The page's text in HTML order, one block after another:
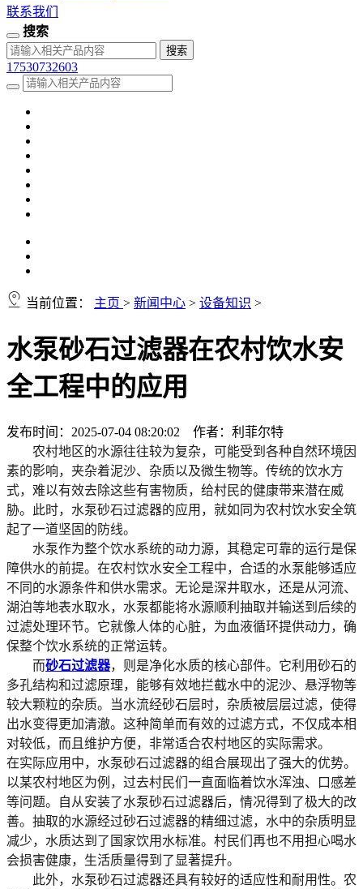
联系我们
搜索
17530732603
当前位置： 主页 > 新闻中心 > 设备知识 >
水泵砂石过滤器在农村饮水安
全工程中的应用
发布时间：2025-07-04 08:20:02 作者：利菲尔特
农村地区的水源往往较为复杂，可能受到各种自然环境因
素的影响，夹杂着泥沙、杂质以及微生物等。传统的饮水方
式，难以有效去除这些有害物质，给村民的健康带来潜在威
胁。此时，水泵砂石过滤器的应用，就如同为农村饮水安全筑
起了一道坚固的防线。
水泵作为整个饮水系统的动力源，其稳定可靠的运行是保
障供水的前提。在农村饮水安全工程中，合适的水泵能够适应
不同的水源条件和供水需求。无论是深井取水，还是从河流、
湖泊等地表水取水，水泵都能将水源顺利抽取并输送到后续的
过滤处理环节。它就像人体的心脏，为血液循环提供动力，确
保整个饮水系统的正常运转。
而砂石过滤器，则是净化水质的核心部件。它利用砂石的
多孔结构和过滤原理，能够有效地拦截水中的泥沙、悬浮物等
较大颗粒的杂质。当水流经砂石层时，杂质被层层过滤，使得
出水变得更加清澈。这种简单而有效的过滤方式，不仅成本相
对较低，而且维护方便，非常适合农村地区的实际需求。
在实际应用中，水泵砂石过滤器的组合展现出了强大的优势。
以某农村地区为例，过去村民们一直面临着饮水浑浊、口感差
等问题。自从安装了水泵砂石过滤器后，情况得到了极大的改
善。抽取的水源经过砂石过滤器的精细过滤，水中的杂质明显
减少，水质达到了国家饮用水标准。村民们再也不用担心喝水
会损害健康，生活质量得到了显著提升。
此外，水泵砂石过滤器还具有较好的适应性和耐用性。农